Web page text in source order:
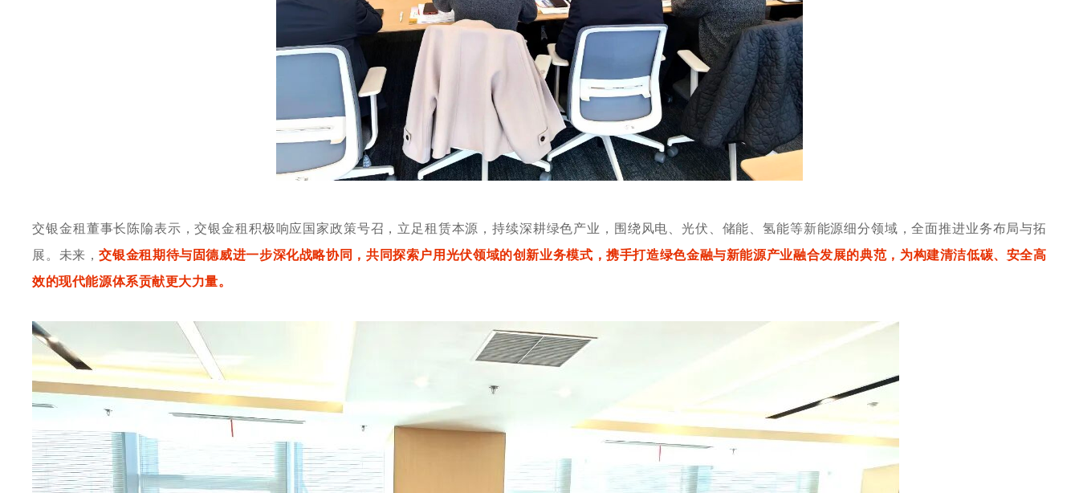
交银金租董事长陈隃表示，交银金租积极响应国家政策号召，立足租赁本源，持续深耕绿色产业，围绕风电、光伏、储能、氢能等新能源细分领域，全面推进业务布局与拓
展。未来，交银金租期待与固德威进一步深化战略协同，共同探索户用光伏领域的创新业务模式，携手打造绿色金融与新能源产业融合发展的典范，为构建清洁低碳、安全高
效的现代能源体系贡献更大力量。